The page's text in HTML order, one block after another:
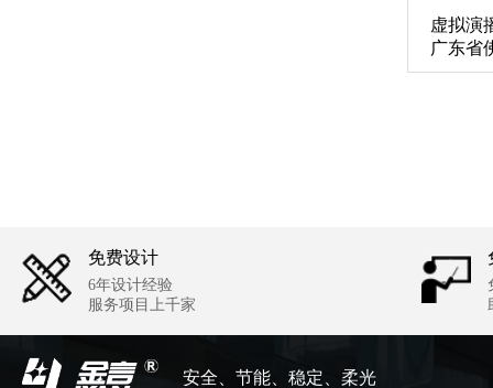
虚拟演
广东省
免费设计
6年设计经验
服务项目上千家
安全、节能、稳定、柔光